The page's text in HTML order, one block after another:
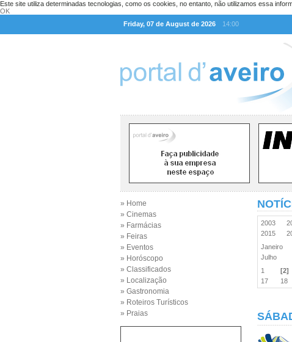
Este site utiliza determinadas tecnologias, como os cookies, no entanto, não utilizamos essa
OK
Friday, 07 de August de 2026
14:00
» Home
» Cinemas
» Farmácias
» Feiras
» Eventos
» Horóscopo
» Classificados
» Localização
» Gastronomia
» Roteiros Turísticos
» Praias
2003
2015
Janeiro
Julho
1
[2]
17
18